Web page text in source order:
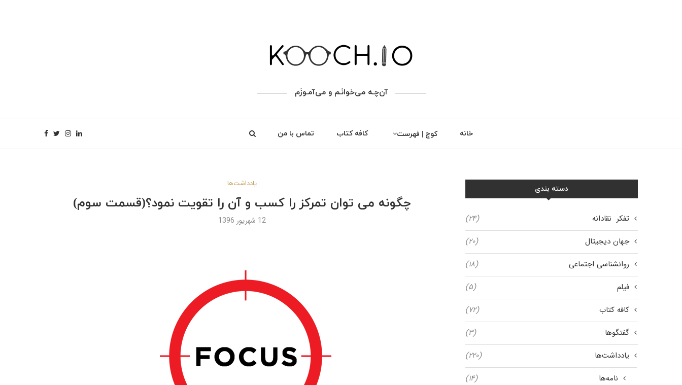
آن‌چـه می‌خوانَـم و می‌آمـوزَم
خانه کوچ | فهرست کافه کتاب تماس با من
یادداشت‌ها
چگونه می توان تمرکز را کسب و آن را تقویت نمود؟(قسمت سوم)
12 شهریور 1396
دسته بندی
تفکر نقادانه
(۲۴)
جهان دیجیتال
(۲۰)
روانشناسی اجتماعی
(۱۸)
فیلم
(۵)
کافه کتاب
(۷۲)
گفتگوها
(۳)
یادداشت‌ها
(۲۲۰)
نامه‌ها
(۱۴)